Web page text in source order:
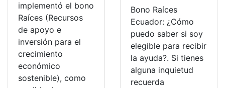
implementó el bono
Raíces (Recursos
de apoyo e
inversión para el
crecimiento
económico
sostenible), como
Bono Raíces
Ecuador: ¿Cómo
puedo saber si soy
elegible para recibir
la ayuda?. Si tienes
alguna inquietud
recuerda